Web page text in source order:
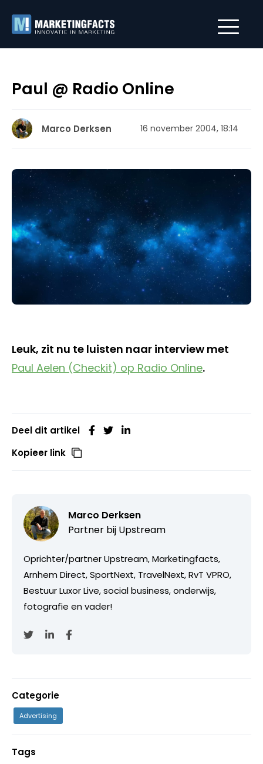
Paul @ Radio Online
Marco Derksen 16 november 2004, 18:14
Leuk, zit nu te luisten naar interview met
Paul Aelen (Checkit) op Radio Online.
Deel dit artikel
Kopieer link
Marco Derksen
Partner bij Upstream
Oprichter/partner Upstream, Marketingfacts,
Arnhem Direct, SportNext, TravelNext, RvT VPRO,
Bestuur Luxor Live, social business, onderwijs,
fotografie en vader!
Categorie
Advertising
Tags